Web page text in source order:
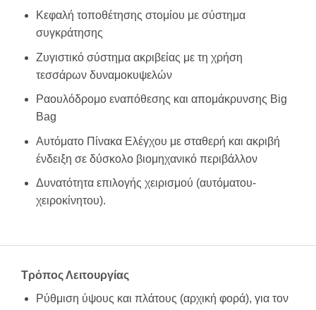
Κεφαλή τοποθέτησης στομίου με σύστημα
συγκράτησης
Ζυγιστικό σύστημα ακριβείας με τη χρήση
τεσσάρων δυναμοκυψελών
Ραουλόδρομο εναπόθεσης και απομάκρυνσης Big
Bag
Αυτόματο Πίνακα Ελέγχου με σταθερή και ακριβή
ένδειξη σε δύσκολο βιομηχανικό περιβάλλον
Δυνατότητα επιλογής χειρισμού (αυτόματου-
χειροκίνητου).
Τρόπος Λειτουργίας
Ρύθμιση ύψους και πλάτους (αρχική φορά), για τον